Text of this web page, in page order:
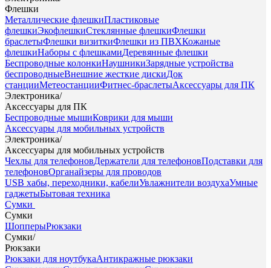
Флешки
Металлические флешкиПластиковые
флешкиЭкофлешкиСтеклянные флешкиФлешки
браслетыФлешки визиткиФлешки из ПВХКожаные
флешкиНаборы с флешкамиДеревянные флешки
Беспроводные колонкиНаушникиЗарядные устройства
беспроводныеВнешние жесткие дискиДок
станцииМетеостанцииФитнес-браслетыАксессуары для ПК
Электроника/
Аксессуары для ПК
Беспроводные мышиКоврики для мыши
Аксессуары для мобильных устройств
Электроника/
Аксессуары для мобильных устройств
Чехлы для телефоновДержатели для телефоновПодставки для
телефоновОрганайзеры для проводов
USB хабы, переходники, кабелиУвлажнители воздухаУмные
гаджетыБытовая техника
Сумки
Сумки
ШопперыРюкзаки
Сумки/
Рюкзаки
Рюкзаки для ноутбукаАнтикражные рюкзаки